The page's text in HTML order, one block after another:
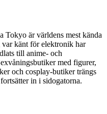
Tokyo är världens mest kända
känt för elektronik har
till anime- och
med figurer,
och cosplay-butiker trängs
in i sidogatorna.